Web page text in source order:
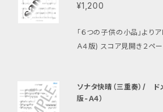
¥1,200
「６つの子供の小品」より
Ａ４版) スコア見開き２ペ
明るく軽やかで、短めの曲
っかりと頭拍を感じられる
ソナタ快晴（三重奏）/
版-Ａ４）